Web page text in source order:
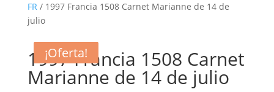
FR/ 1997 Francia 1508 Carnet Marianne de 14 de
julio
¡Oferta!
1997 Francia 1508 Carnet
Marianne de 14 de julio
¡Oferta!
¡Oferta!
¡Oferta!